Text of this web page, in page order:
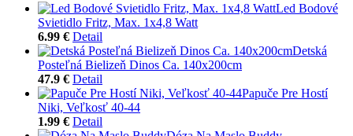
Led Bodové
Svietidlo Fritz, Max. 1x4,8 Watt
6.99 € Detail
Detská
Posteľná Bielizeň Dinos Ca. 140x200cm
47.9 € Detail
Papuče Pre Hostí
Niki, Veľkosť 40-44
1.99 € Detail